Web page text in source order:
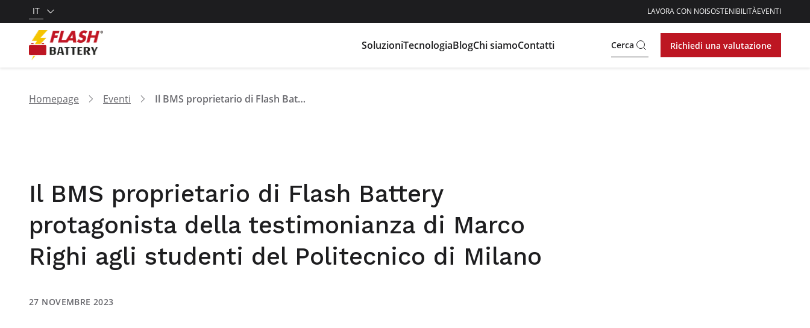
IT LAVORA CON NOISOSTENIBILITÀEVENTI
SoluzioniTecnologiaBlogChi siamoContatti Cerca Richiedi una valutazione
Homepage Eventi Il BMS proprietario di Flash Battery protagonista della testimonianza di Marco Righi agli studenti del Politecnico di Milano
Il BMS proprietario di Flash Battery
protagonista della testimonianza di Marco
Righi agli studenti del Politecnico di Milano
27 NOVEMBRE 2023